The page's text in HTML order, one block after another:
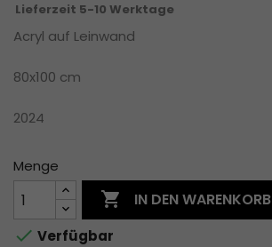
Lieferzeit 5-10 Werktage
Acryl auf Leinwand
80x100 cm
2024
Menge
 IN DEN WARENKORB
 Verfügbar